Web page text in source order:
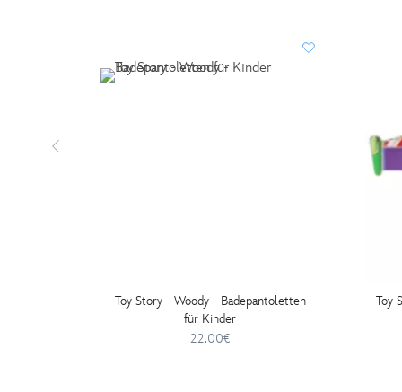
Toy Story - Woody - Badepantoletten
für Kinder
22.00€
Toy